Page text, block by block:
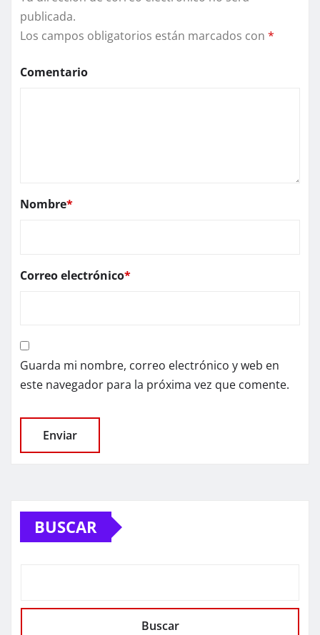
publicada.
Los campos obligatorios están marcados con *
Comentario
Nombre*
Correo electrónico*
Guarda mi nombre, correo electrónico y web en
este navegador para la próxima vez que comente.
BUSCAR
Buscar